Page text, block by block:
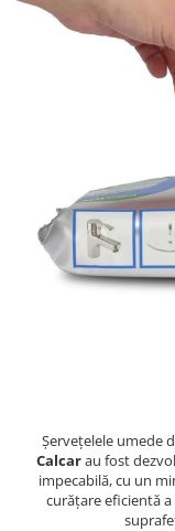
Insecticide
Absorbanti de
Bioactivatori &
Manusi Protectie
Solutii curatare
Ceaiuri
Ingrijire maini
Ingrijire picioare
Ingrijire Urechi
Îngrijire Ten
Curatare
Make-up
Fond de ten
Rujuri
Șervețelele umede
Calcarau fost
impecabilă, cu un
curățare eficientă